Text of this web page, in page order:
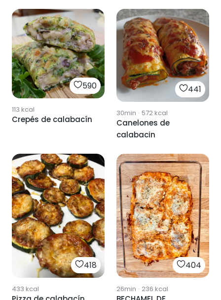
590
113 kcal
Crepés de calabacín
441
30min · 572kcal
Canelones de
calabacin
418
433 kcal
404
26min · 236 kcal